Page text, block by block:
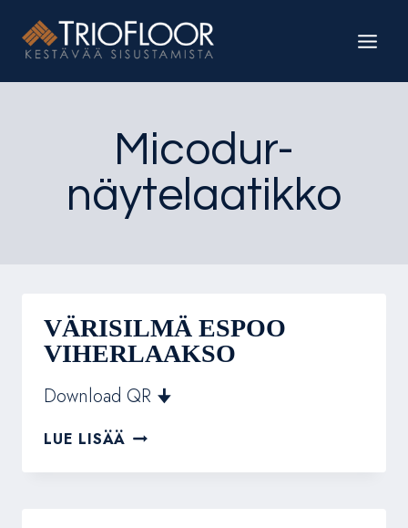
sisältöön
Micodur-
näytelaatikko
VÄRISILMÄ ESPOO
VIHERLAAKSO
Download QR 🠋
LUE LISÄÄ VÄRISILMÄ
VIHERLAAKSO